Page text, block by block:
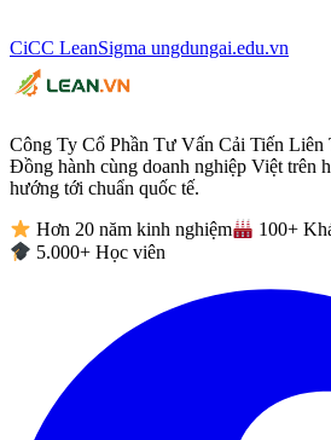
CiCC LeanSigma ungdungai.edu.vn
Công Ty Cổ Phần Tư Vấn Cải Tiến Liên
Đồng hành cùng doanh nghiệp Việt trên
hướng tới chuẩn quốc tế.
Hơn 20 năm kinh nghiệm
100+
5.000+ Học viên